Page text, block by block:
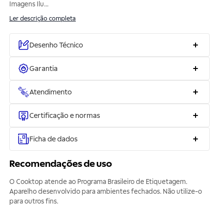
Imagens Ilu...
Ler descrição completa
Desenho Técnico
Garantia
Atendimento
Certificação e normas
Ficha de dados
Recomendações de uso
O Cooktop atende ao Programa Brasileiro de Etiquetagem.
Aparelho desenvolvido para ambientes fechados. Não utilize-o
para outros fins.